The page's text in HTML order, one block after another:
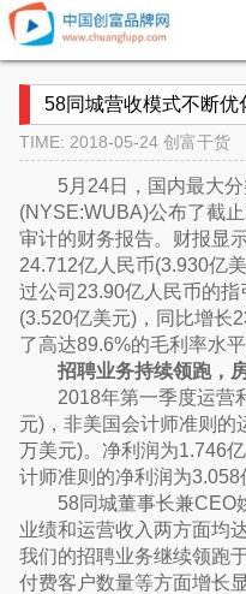
58同城营收模式不断
TIME: 2018-05-24 创富干货
5月24日，国内最大
(NYSE:WUBA)公布了截
审计的财务报告。财报显
24.712亿人民币(3.930亿
过公司23.90亿人民币的
(3.520亿美元)，同比增长
了高达89.6%的毛利率水平
招聘业务持续领跑，
2018年第一季度运营
元)，非美国会计师准则的
万美元)。净利润为1.746
计师准则的净利润为3.058
58同城董事长兼CEO
业绩和运营收入两方面均
我们的招聘业务继续领跑
付费客户数量等方面增长